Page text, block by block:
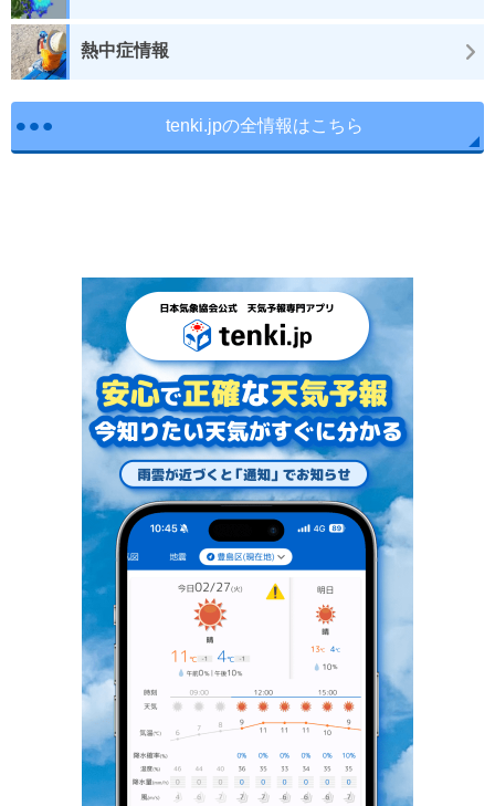
熱中症情報
tenki.jpの全情報はこちら